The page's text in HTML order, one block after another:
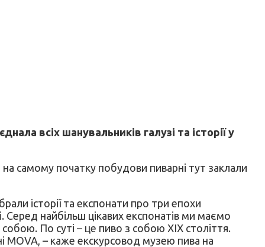
єднала всіх шанувальників галузі та історії у
самому початку побудови пиварні тут заклали
історії та експонати про три епохи
Серед найбільш цікавих експонатів ми маємо
По суті – це пиво з собою XIX століття.
MOVA, – каже екскурсовод музею пива на